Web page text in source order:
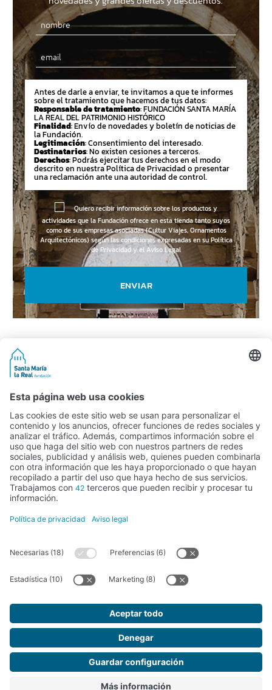
Email
Antes de darle a enviar, te invitamos a que te informes
sobre el tratamiento que hacemos de tus datos:
Responsable de tratamiento: FUNDACIÓN SANTA MARÍA
LA REAL DEL PATRIMONIO HISTÓRICO
Finalidad: Envío de novedades y boletín de noticias de
la Fundación.
Legitimación: Consentimiento del interesado.
Destinatarios: No existen cesiones a terceros.
Derechos: Podrás ejercitar tus derechos en el modo
descrito en nuestra Política de Privacidad o presentar
una reclamación ante una autoridad de control.
Quiero recibir información sobre los productos y
actividades que la Fundación ofrece en esta tienda tanto suyos
como de sus empresas asociadas (Cultur Viajes, Ornamentos
Arquitectónicos) según las condiciones expresadas en suPolítica
de Privacidad y el Aviso Legal
ENVIAR
Actividad subvencionada por el Ministerio de Educación, Cultura y
Deporte
FUNDACIÓN SANTA MARÍA LA REAL DEL PATRIMONIO HISTÓRICO –
Avda. Ronda, 1-3. 34.800 Aguilar de Campoo (Palencia) | 979 125 000 –
tienda@santamarialareal.org
Inscrita desde el 24 de junio de 1994 en el registro de Fundaciones del
Ministerio de Educación, Cultura y Deporte
Fundación Santa María la Real © 2026. Todos los derechos reservados.